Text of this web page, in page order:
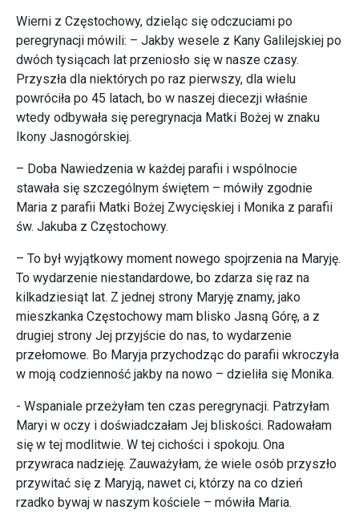
Wierni z Częstochowy, dzieląc się odczuciami po
peregrynacji mówili: – Jakby wesele z Kany Galilejskiej po
dwóch tysiącach lat przeniosło się w nasze czasy.
Przyszła dla niektórych po raz pierwszy, dla wielu
powróciła po 45 latach, bo w naszej diecezji właśnie
wtedy odbywała się peregrynacja Matki Bożej w znaku
Ikony Jasnogórskiej.
– Doba Nawiedzenia w każdej parafii i wspólnocie
stawała się szczególnym świętem – mówiły zgodnie
Maria z parafii Matki Bożej Zwycięskiej i Monika z parafii
św. Jakuba z Częstochowy.
– To był wyjątkowy moment nowego spojrzenia na Maryję.
To wydarzenie niestandardowe, bo zdarza się raz na
kilkadziesiąt lat. Z jednej strony Maryję znamy, jako
mieszkanka Częstochowy mam blisko Jasną Górę, a z
drugiej strony Jej przyjście do nas, to wydarzenie
przełomowe. Bo Maryja przychodząc do parafii wkroczyła
w moją codzienność jakby na nowo – dzieliła się Monika.
- Wspaniale przeżyłam ten czas peregrynacji. Patrzyłam
Maryi w oczy i doświadczałam Jej bliskości. Radowałam
się w tej modlitwie. W tej cichości i spokoju. Ona
przywraca nadzieję. Zauważyłam, że wiele osób przyszło
przywitać się z Maryją, nawet ci, którzy na co dzień
rzadko bywaj w naszym kościele – mówiła Maria.